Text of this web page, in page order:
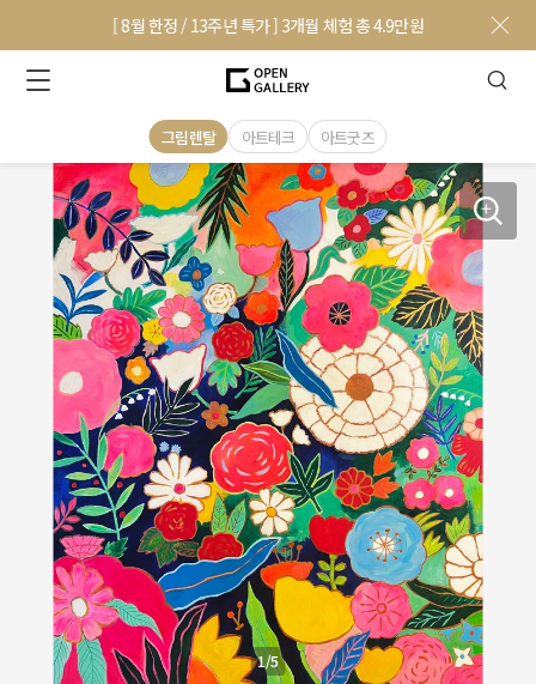
[ 8월 한정 / 13주년 특가 ] 3개월 체험 총 4.9만원
그림렌탈 아트테크 아트굿즈
1/5